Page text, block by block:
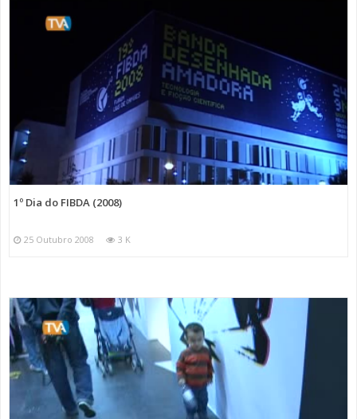
1º Dia do FIBDA (2008)
25 Outubro 2008 3 K